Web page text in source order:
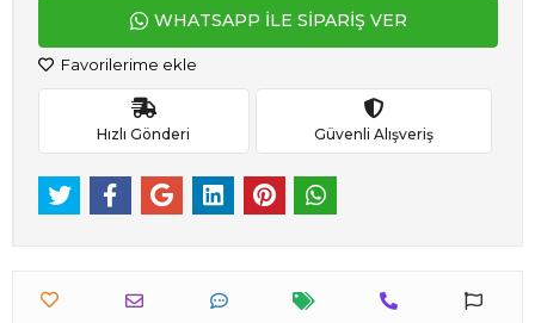
WHATSAPP İLE SİPARİŞ VER
Favorilerime ekle
Hızlı Gönderi Güvenli Alışveriş